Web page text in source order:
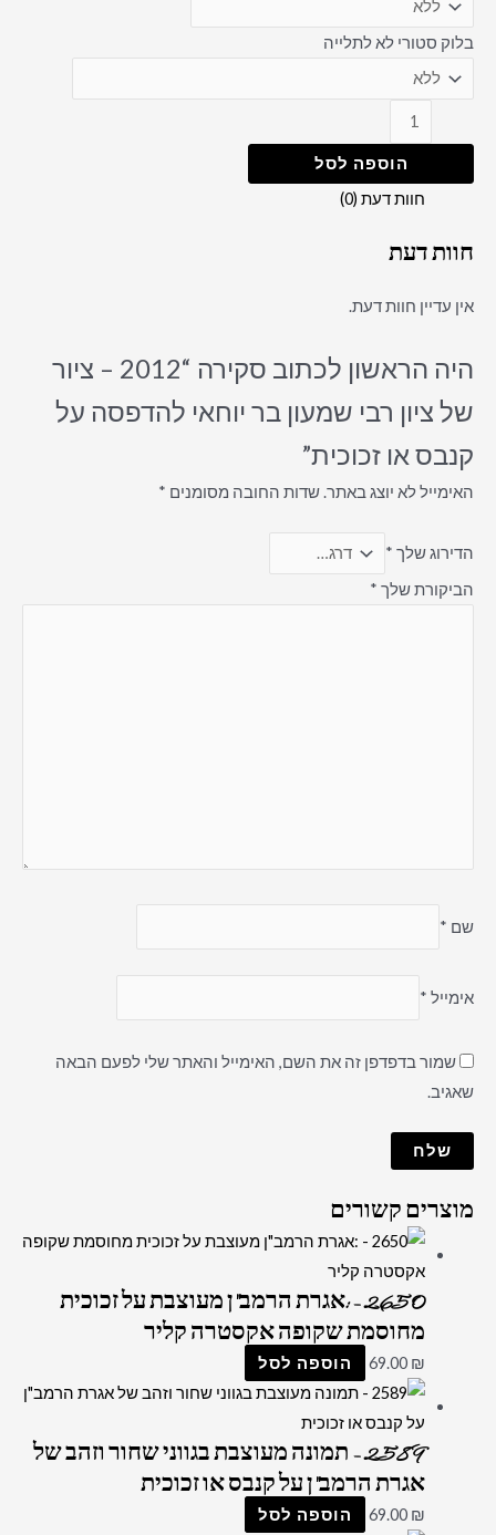
בלוק סטורי לא לתלייה
הוספה לסל
חוות דעת (0)
חוות דעת
אין עדיין חוות דעת.
היה הראשון לכתוב סקירה “2012 – ציור
של ציון רבי שמעון בר יוחאי להדפסה על
קנבס או זכוכית”
האימייל לא יוצג באתר.שדות החובה מסומנים *
הדירוג שלך *
הביקורת שלך *
שם *
אימייל *
שמור בדפדפן זה את השם, האימייל והאתר שלי לפעם הבאה
שאגיב.
מוצרים קשורים
2650 – :אגרת הרמב"ן מעוצבת על זכוכית
מחוסמת שקופה אקסטרה קליר
69.00 ₪ הוספה לסל
2589 – תמונה מעוצבת בגווני שחור וזהב של
אגרת הרמב"ן על קנבס או זכוכית
69.00 ₪ הוספה לסל